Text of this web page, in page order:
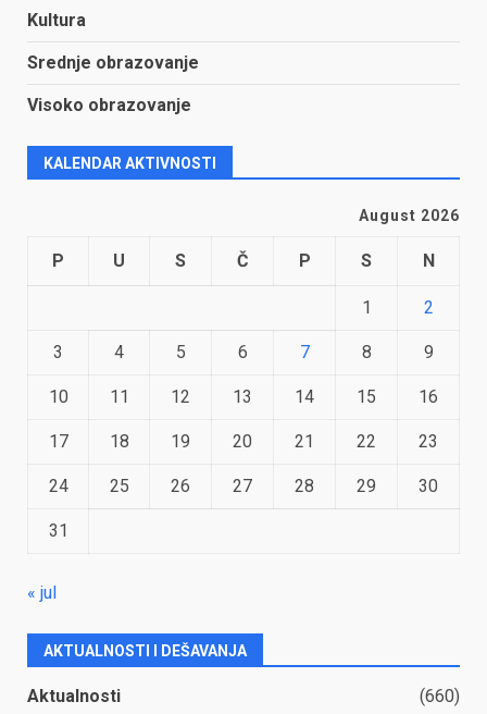
Kultura
Srednje obrazovanje
Visoko obrazovanje
KALENDAR AKTIVNOSTI
August 2026
P U S Č P S N
1 2
3 4 5 6 7 8 9
10 11 12 13 14 15 16
17 18 19 20 21 22 23
24 25 26 27 28 29 30
31
« jul
AKTUALNOSTI I DEŠAVANJA
Aktualnosti
(660)